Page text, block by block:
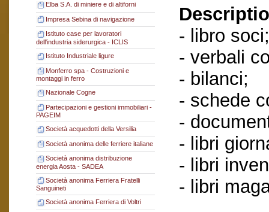
Elba S.A. di miniere e di altiforni
Impresa Sebina di navigazione
Istituto case per lavoratori
dell'industria siderurgica - ICLIS
Istituto Industriale ligure
Monferro spa - Costruzioni e
montaggi in ferro
Nazionale Cogne
Partecipazioni e gestioni immobiliari -
PAGEIM
Società acquedotti della Versilia
Società anonima delle ferriere italiane
Società anonima distribuzione
energia Aosta - SADEA
Società anonima Ferriera Fratelli
Sanguineti
Società anonima Ferriera di Voltri
- libro soci;
- verbali
- bilanci;
- schede
-
- libri
- libri
- libri